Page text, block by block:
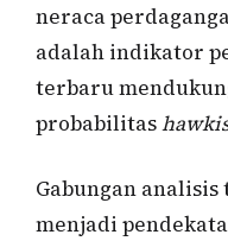
neraca
adalah indikator
terbaru
probabilitas
Gabungan
menjadi